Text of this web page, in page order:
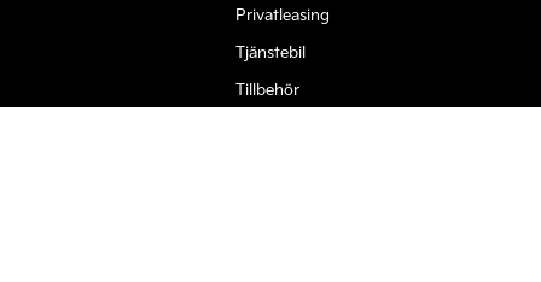
Privatleasing
Tjänstebil
Tillbehör